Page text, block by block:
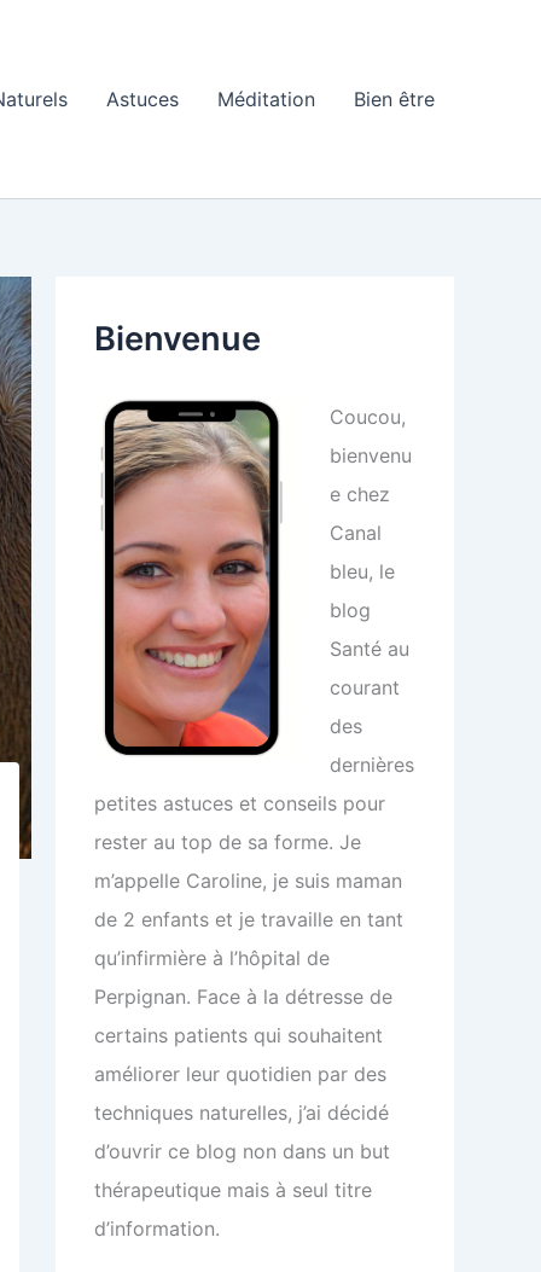
Astuces Méditation Bien être
Bienvenue
Coucou,
bienvenu
e chez
Canal
bleu, le
blog
Santé au
courant
des
dernières
petites astuces et conseils pour
rester au top de sa forme. Je
m’appelle Caroline, je suis maman
de 2 enfants et je travaille en tant
qu’infirmière à l’hôpital de
Perpignan. Face à la détresse de
certains patients qui souhaitent
améliorer leur quotidien par des
techniques naturelles, j’ai décidé
d’ouvrir ce blog non dans un but
thérapeutique mais à seul titre
d’information.